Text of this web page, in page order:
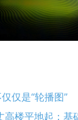
仅是“轮播图”
高楼平地起：基